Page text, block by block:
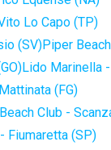
Lo Capo (TP)
(SV)Piper
Lido Marinella
(FG)
Club -
Fiumaretta (SP)